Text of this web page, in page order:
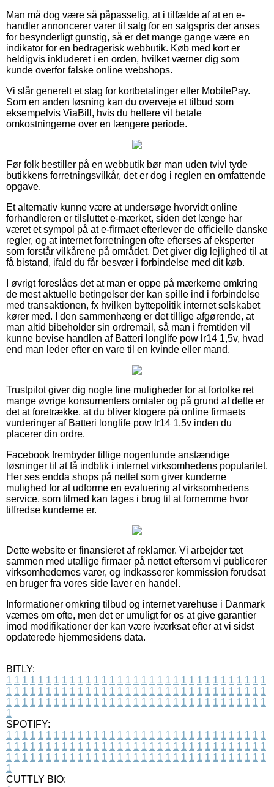
Man må dog være så påpasselig, at i tilfælde af at en e-
handler annoncerer varer til salg for en salgspris der anses
for besynderligt gunstig, så er det mange gange være en
indikator for en bedragerisk webbutik. Køb med kort er
heldigvis inkluderet i en orden, hvilket værner dig som
kunde overfor falske online webshops.
Vi slår generelt et slag for kortbetalinger eller MobilePay.
Som en anden løsning kan du overveje et tilbud som
eksempelvis ViaBill, hvis du hellere vil betale
omkostningerne over en længere periode.
Før folk bestiller på en webbutik bør man uden tvivl tyde
butikkens forretningsvilkår, det er dog i reglen en omfattende
opgave.
Et alternativ kunne være at undersøge hvorvidt online
forhandleren er tilsluttet e-mærket, siden det længe har
været et sympol på at e-firmaet efterlever de officielle danske
regler, og at internet forretningen ofte efterses af eksperter
som forstår vilkårene på området. Det giver dig lejlighed til at
få bistand, ifald du får besvær i forbindelse med dit køb.
I øvrigt foreslåes det at man er oppe på mærkerne omkring
de mest aktuelle betingelser der kan spille ind i forbindelse
med transaktionen, fx hvilken byttepolitik internet selskabet
kører med. I den sammenhæng er det tillige afgørende, at
man altid bibeholder sin ordremail, så man i fremtiden vil
kunne bevise handlen af Batteri longlife pow lr14 1,5v, hvad
end man leder efter en vare til en kvinde eller mand.
Trustpilot giver dig nogle fine muligheder for at fortolke ret
mange øvrige konsumenters omtaler og på grund af dette er
det at foretrække, at du bliver klogere på online firmaets
vurderinger af Batteri longlife pow lr14 1,5v inden du
placerer din ordre.
Facebook frembyder tillige nogenlunde anstændige
løsninger til at få indblik i internet virksomhedens popularitet.
Her ses endda shops på nettet som giver kunderne
mulighed for at udforme en evaluering af virksomhedens
service, som tilmed kan tages i brug til at fornemme hvor
tilfredse kunderne er.
Dette website er finansieret af reklamer. Vi arbejder tæt
sammen med utallige firmaer på nettet eftersom vi publicerer
virksomhedernes varer, og indkasserer kommission forudsat
en bruger fra vores side laver en handel.
Informationer omkring tilbud og internet varehuse i Danmark
værnes om ofte, men det er umuligt for os at give garantier
imod modifikationer der kan være iværksat efter at vi sidst
opdaterede hjemmesidens data.
BITLY:
1 1 1 1 1 1 1 1 1 1 1 1 1 1 1 1 1 1 1 1 1 1 1 1 1 1 1 1 1 1 1 1 1
1 1 1 1 1 1 1 1 1 1 1 1 1 1 1 1 1 1 1 1 1 1 1 1 1 1 1 1 1 1 1 1 1
1 1 1 1 1 1 1 1 1 1 1 1 1 1 1 1 1 1 1 1 1 1 1 1 1 1 1 1 1 1 1 1 1
1
SPOTIFY:
1 1 1 1 1 1 1 1 1 1 1 1 1 1 1 1 1 1 1 1 1 1 1 1 1 1 1 1 1 1 1 1 1
1 1 1 1 1 1 1 1 1 1 1 1 1 1 1 1 1 1 1 1 1 1 1 1 1 1 1 1 1 1 1 1 1
1 1 1 1 1 1 1 1 1 1 1 1 1 1 1 1 1 1 1 1 1 1 1 1 1 1 1 1 1 1 1 1 1
1
CUTTLY BIO: